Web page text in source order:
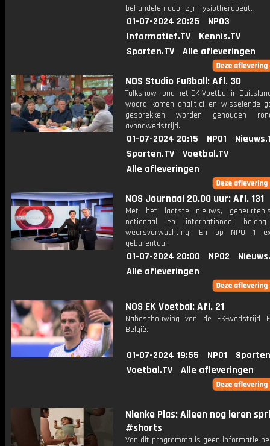
behandelen door zijn fysiotherapeut.
01-07-2024 20:25
NPO3
Informatief.TV
Kennis.TV
Sporten.TV
Alle afleveringen
NOS Studio Fußball: Afl. 30
Talkshow rond het EK Voetbal in
woord komen analitici en wisselende
gesprekken worden gehouden
avondwedstrijd.
01-07-2024 20:15 NPO1
Sporten.TV
Voetbal.TV
Alle afleveringen
NOS Journaal 20.00 uur: Afl. 131
Met het laatste nieuws,
nationaal en internationaal
weersverwachting. En op NPO 1
gebarentaal.
01-07-2024 20:00 NPO2
Alle afleveringen
NOS EK Voetbal: Afl. 21
Nabeschouwing van de EK-wedstrijd
België.
01-07-2024 19:55 NPO1
Voetbal.TV
Alle afleveringen
Nienke Plas: Alleen nog leren
#shorts
Van dit programma is geen informatie